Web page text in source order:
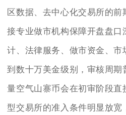
区数据、去中心化交易所的
接专业做市机构保障开盘盘口
计、法律服务、做市资金、市
到数十万美金级别，审核周期
量空气山寨币会在初审阶段直
型交易所的准入条件明显放宽